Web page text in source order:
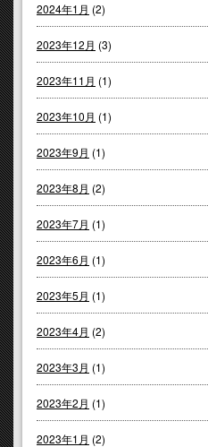
2024年1月 (2)
2023年12月 (3)
2023年11月 (1)
2023年10月 (1)
2023年9月 (1)
2023年8月 (2)
2023年7月 (1)
2023年6月 (1)
2023年5月 (1)
2023年4月 (2)
2023年3月 (1)
2023年2月 (1)
2023年1月 (2)